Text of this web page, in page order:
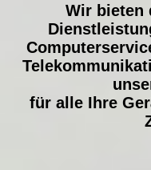
Wir bieten
für alle Ihre